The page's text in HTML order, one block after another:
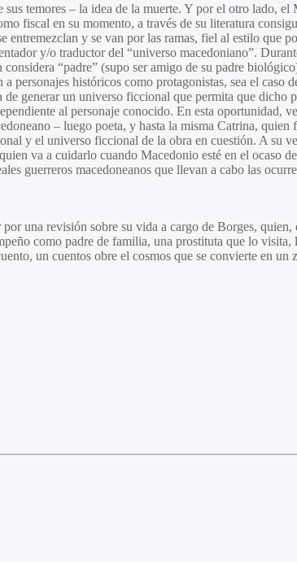
temores – la idea de la muerte. Y por el otro lado, el
fiscal en su momento, a través de su literatura
entremezclan y se van por las ramas, fiel al estilo que
y/o traductor del “universo macedoniano”.
“padre” (supo ser amigo de su padre
personajes históricos como protagonistas, sea el caso
generar un universo ficcional que permita que dicho
al personaje conocido. En esta oportunidad,
– luego poeta, y hasta la misma Catrina, quien
y el universo ficcional de la obra en cuestión. A su
va a cuidarlo cuando Macedonio esté en el ocaso
guerreros macedoneanos que llevan a cabo las
una revisión sobre su vida a cargo de Borges, quien,
como padre de familia, una prostituta que lo visita,
un cuentos obre el cosmos que se convierte en un